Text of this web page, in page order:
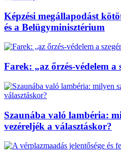
Képzési megállapodást
és a Belügyminisztérium
Farek: „az őrzés-védelem a
Szaunába való lambéria:
vezéreljék a választáskor?